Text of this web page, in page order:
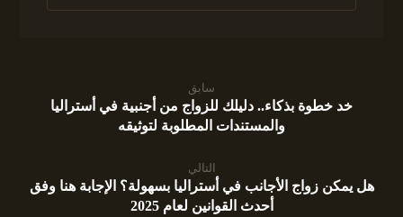
سابق
خد خطوة بذكاء.. دليلك للزواج من أجنبية في أستراليا
والمستندات المطلوبة لتوثيقه
التالي
هل يمكن زواج الأجانب في أستراليا بسهولة؟ الإجابة هنا وفق
أحدث القوانين لعام 2025